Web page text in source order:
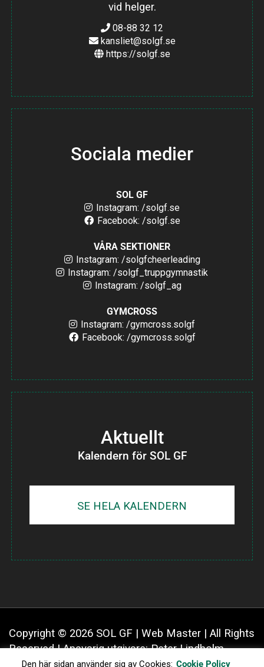
vid helger.
08-88 32 12
kansliet@solgf.se
https://solgf.se
Sociala medier
SOL GF
Instagram: /solgf.se
Facebook: /solgf.se
VÅRA SEKTIONER
Instagram: /solgfcheerleading
Instagram: /solgf_truppgymnastik
Instagram: /solgf_ag
GYMCROSS
Instagram: /gymcross.solgf
Facebook: /gymcross.solgf
Aktuellt
Kalendern för SOL GF
SE HELA KALENDERN
Copyright © 2026 SOL GF | Web Master | All Rights
Reserved | Ansvarig utgivare: Peter Lindholm,
utsedd av styrelsen för SOL GF | Databasens
Den här sidan använder sig av Cookies: Cookie Policy